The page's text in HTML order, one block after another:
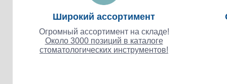
Широкий ассортимент
Огромный ассортимент на складе!
Около 3000 позиций в каталоге
стоматологических инструментов!